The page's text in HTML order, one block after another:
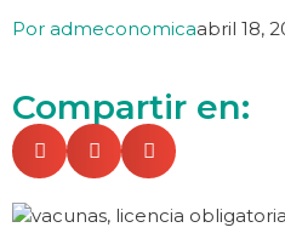
Por admeconomicaabril 18,
Compartir en: